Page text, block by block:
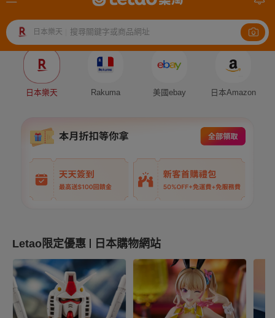
日本樂天 搜尋關鍵字或商品網址
Auction
Fleamarket
mercari
日本樂天 Rakuma 美國ebay 日本Amazon
Letao限定優惠 日本購物網站